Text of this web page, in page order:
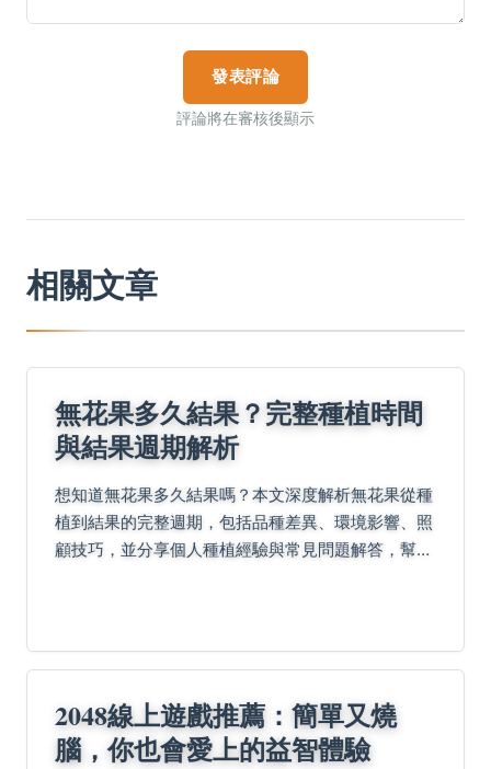
發表評論
評論將在審核後顯示
相關文章
無花果多久結果？完整種植時間
與結果週期解析
想知道無花果多久結果嗎？本文深度解析無花果從種
植到結果的完整週期，包括品種差異、環境影響、照
顧技巧，並分享個人種植經驗與常見問題解答，幫助
2048線上遊戲推薦：簡單又燒
腦，你也會愛上的益智體驗